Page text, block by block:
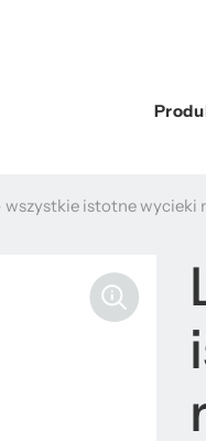
istotne wycieki